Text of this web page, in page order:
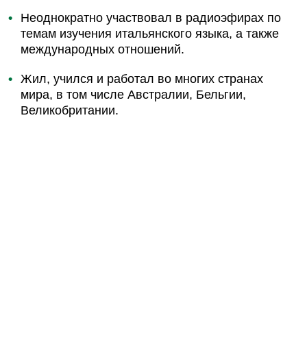
Неоднократно участвовал в радиоэфирах по
темам изучения итальянского языка, а также
международных отношений.
Жил, учился и работал во многих странах
мира, в том числе Австралии, Бельгии,
Великобритании.